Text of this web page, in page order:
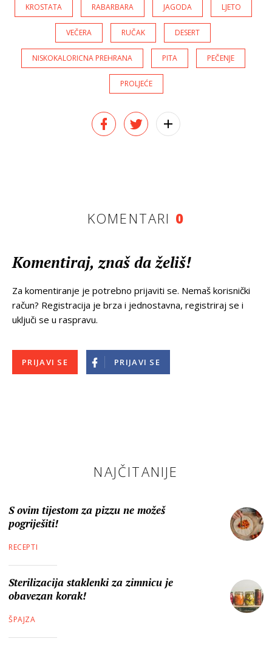
KROSTATA RABARBARA JAGODA LJETO
VEČERA RUČAK DESERT
NISKOKALORICNA PREHRANA PITA PEČENJE
PROLJEĆE
KOMENTARI 0
Komentiraj, znaš da želiš!
Za komentiranje je potrebno prijaviti se. Nemaš korisnički
račun? Registracija je brza i jednostavna, registriraj se i
uključi se u raspravu.
PRIJAVI SE PRIJAVI SE
NAJČITANIJE
S ovim tijestom za pizzu ne možeš
pogriješiti!
RECEPTI
Sterilizacija staklenki za zimnicu je
obavezan korak!
ŠPAJZA